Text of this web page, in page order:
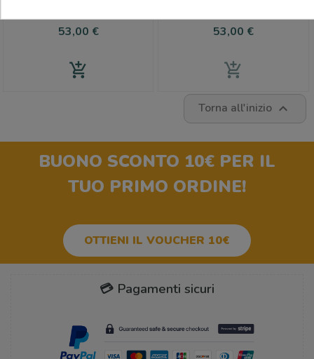
Prezzo
53,00 €
add_shopping_cart
Prezzo
53,00 €
add_shopping_cart
Torna all'inizio 
BUONO SCONTO 10€ PER IL
TUO PRIMO ORDINE!
OTTIENI IL VOUCHER 10€
💳 Pagamenti sicuri